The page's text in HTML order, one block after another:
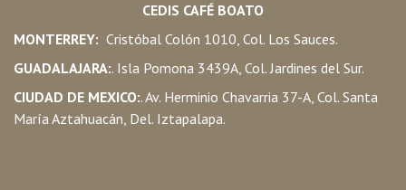
CEDIS CAFÉ BOATO
MONTERREY: Cristóbal Colón 1010, Col. Los Sauces.
GUADALAJARA:. Isla Pomona 3439A, Col. Jardines del Sur.
CIUDAD DE MEXICO:. Av. Herminio Chavarria 37-A, Col. Santa
María Aztahuacán, Del. Iztapalapa.